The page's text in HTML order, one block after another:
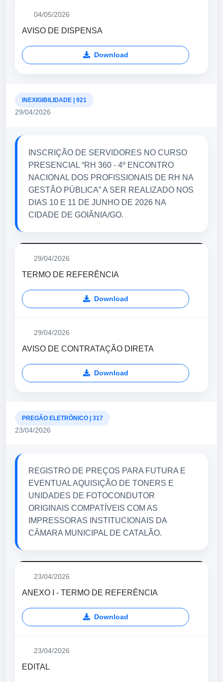
04/05/2026
AVISO DE DISPENSA
Download
INEXIGIBILIDADE | 921
29/04/2026
INSCRIÇÃO DE SERVIDORES NO CURSO
PRESENCIAL “RH 360 - 4º ENCONTRO
NACIONAL DOS PROFISSIONAIS DE RH NA
GESTÃO PÚBLICA” A SER REALIZADO NOS
DIAS 10 E 11 DE JUNHO DE 2026 NA
CIDADE DE GOIÂNIA/GO.
29/04/2026
TERMO DE REFERÊNCIA
Download
29/04/2026
AVISO DE CONTRATAÇÃO DIRETA
Download
PREGÃO ELETRÔNICO | 317
23/04/2026
REGISTRO DE PREÇOS PARA FUTURA E
EVENTUAL AQUISIÇÃO DE TONERS E
UNIDADES DE FOTOCONDUTOR
ORIGINAIS COMPATÍVEIS COM AS
IMPRESSORAS INSTITUCIONAIS DA
CÂMARA MUNICIPAL DE CATALÃO.
23/04/2026
ANEXO I - TERMO DE REFERÊNCIA
Download
23/04/2026
EDITAL